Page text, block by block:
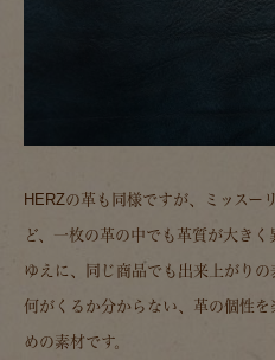
HERZの革も同様ですが、ミッスー
ど、一枚の革の中でも革質が大き
ゆえに、同じ商品でも出来上がりの
何がくるか分からない、革の個性
めの素材です。